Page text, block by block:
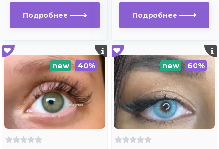
Подробнее Подробнее
new 40% new 60%